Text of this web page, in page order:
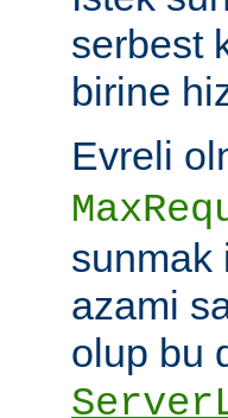
serbest
birine
Evreli
sunmak
azami
olup bu